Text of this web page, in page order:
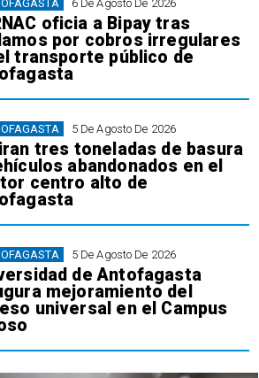
6 De Agosto De 2026
oficia a Bipay tras
por cobros irregulares
transporte público de
5 De Agosto De 2026
tres toneladas de basura
abandonados en el
centro alto de
5 De Agosto De 2026
de Antofagasta
mejoramiento del
universal en el Campus